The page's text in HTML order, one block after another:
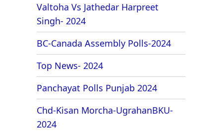
Valtoha Vs Jathedar Harpreet
Singh- 2024
BC-Canada Assembly Polls-2024
Top News- 2024
Panchayat Polls Punjab 2024
Chd-Kisan Morcha-UgrahanBKU-
2024